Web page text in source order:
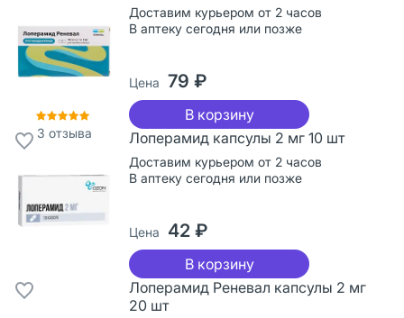
3 отзыва
Доставим курьером от 2 часов
В аптеку сегодня или позже
Цена 79 ₽
В корзину
Лоперамид капсулы 2 мг 10 шт
Доставим курьером от 2 часов
В аптеку сегодня или позже
Цена 42 ₽
В корзину
Лоперамид Реневал капсулы 2 мг
20 шт